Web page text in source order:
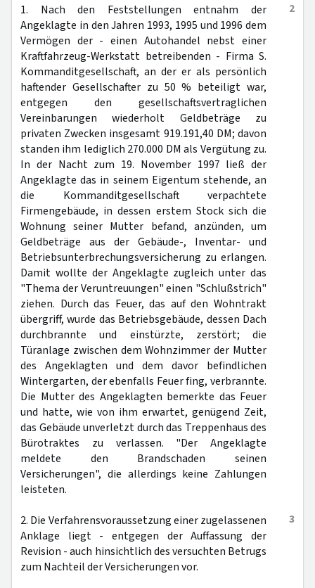
2
1. Nach den Feststellungen entnahm der
Angeklagte in den Jahren 1993, 1995 und 1996 dem
Vermögen der - einen Autohandel nebst einer
Kraftfahrzeug-Werkstatt betreibenden - Firma S.
Kommanditgesellschaft, an der er als persönlich
haftender Gesellschafter zu 50 % beteiligt war,
entgegen den gesellschaftsvertraglichen
Vereinbarungen wiederholt Geldbeträge zu
privaten Zwecken insgesamt 919.191,40 DM; davon
standen ihm lediglich 270.000 DM als Vergütung zu.
In der Nacht zum 19. November 1997 ließ der
Angeklagte das in seinem Eigentum stehende, an
die Kommanditgesellschaft verpachtete
Firmengebäude, in dessen erstem Stock sich die
Wohnung seiner Mutter befand, anzünden, um
Geldbeträge aus der Gebäude-, Inventar- und
Betriebsunterbrechungsversicherung zu erlangen.
Damit wollte der Angeklagte zugleich unter das
"Thema der Veruntreuungen" einen "Schlußstrich"
ziehen. Durch das Feuer, das auf den Wohntrakt
übergriff, wurde das Betriebsgebäude, dessen Dach
durchbrannte und einstürzte, zerstört; die
Türanlage zwischen dem Wohnzimmer der Mutter
des Angeklagten und dem davor befindlichen
Wintergarten, der ebenfalls Feuer fing, verbrannte.
Die Mutter des Angeklagten bemerkte das Feuer
und hatte, wie von ihm erwartet, genügend Zeit,
das Gebäude unverletzt durch das Treppenhaus des
Bürotraktes zu verlassen. "Der Angeklagte
meldete den Brandschaden seinen
Versicherungen", die allerdings keine Zahlungen
leisteten.
3
2. Die Verfahrensvoraussetzung einer zugelassenen
Anklage liegt - entgegen der Auffassung der
Revision - auch hinsichtlich des versuchten Betrugs
zum Nachteil der Versicherungen vor.